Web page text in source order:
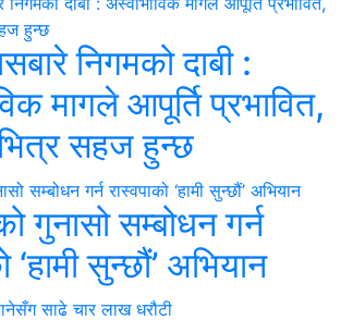
निगमको दाबी :
मागले आपूर्ति प्रभावित,
सहज हुन्छ
गुनासो सम्बोधन गर्न
‘हामी सुन्छौं’ अभियान